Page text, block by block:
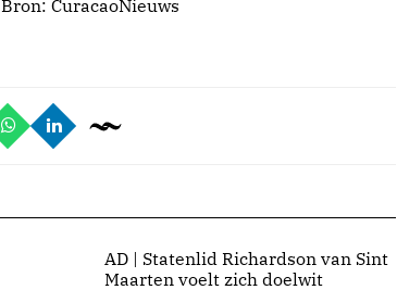
Bron: CuracaoNieuws
AD | Statenlid Richardson van Sint
Maarten voelt zich doelwit